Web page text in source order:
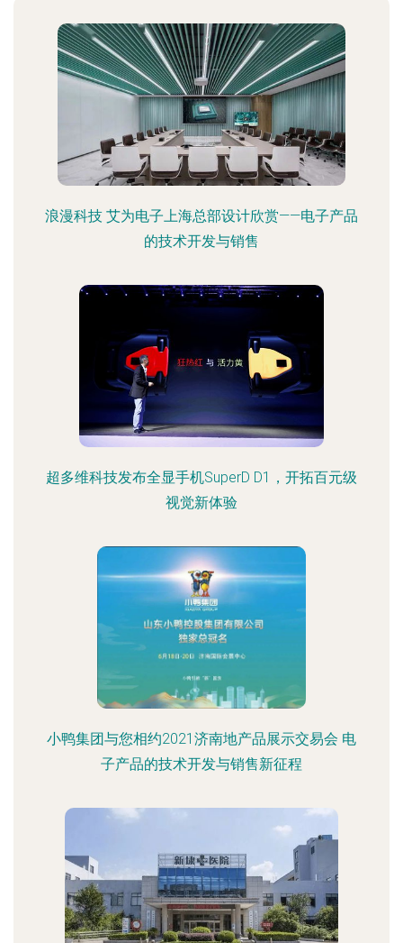
浪漫科技 艾为电子上海总部设计欣赏——电子产品
的技术开发与销售
超多维科技发布全显手机SuperD D1，开拓百元级
视觉新体验
小鸭集团与您相约2021济南地产品展示交易会 电
子产品的技术开发与销售新征程